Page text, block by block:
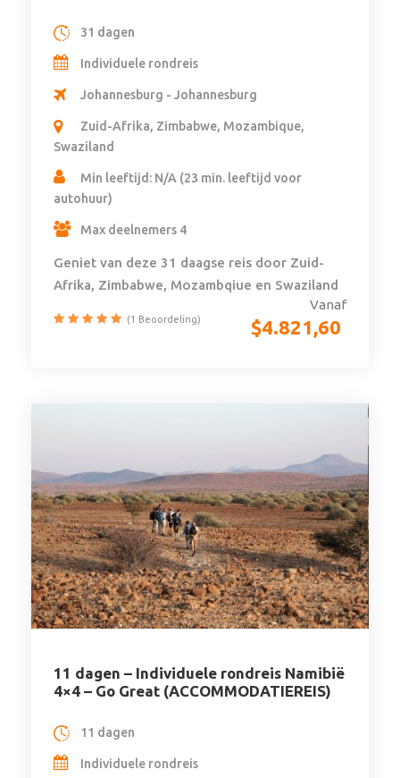
Vanaf
$4.821,60
31 dagen
Individuele rondreis
Johannesburg - Johannesburg
Zuid-Afrika, Zimbabwe, Mozambique,
Swaziland
Min leeftijd: N/A (23 min. leeftijd voor
autohuur)
Max deelnemers 4
Geniet van deze 31 daagse reis door Zuid-
Afrika, Zimbabwe, Mozambqiue en Swaziland
(1 Beoordeling)
11 dagen – Individuele rondreis Namibië
4×4 – Go Great (ACCOMMODATIEREIS)
11 dagen
Individuele rondreis